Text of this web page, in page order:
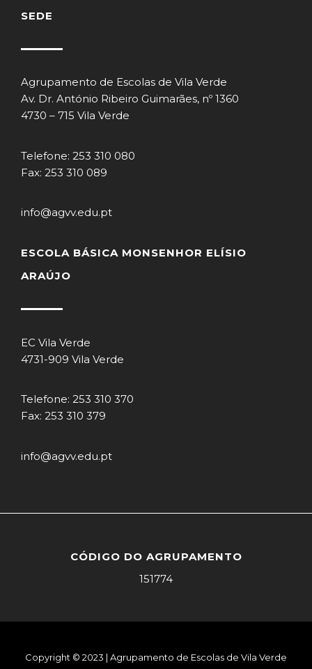
SEDE
Agrupamento de Escolas de Vila Verde
Av. Dr. António Ribeiro Guimarães, nº 1360
4730 – 715 Vila Verde
Telefone: 253 310 080
Fax: 253 310 089
info@agvv.edu.pt
ESCOLA BÁSICA MONSENHOR ELÍSIO
ARAÚJO
EC Vila Verde
4731-909 Vila Verde
Telefone: 253 310 370
Fax: 253 310 379
info@agvv.edu.pt
CÓDIGO DO AGRUPAMENTO
151774
Copyright © 2023 | Agrupamento de Escolas de Vila Verde